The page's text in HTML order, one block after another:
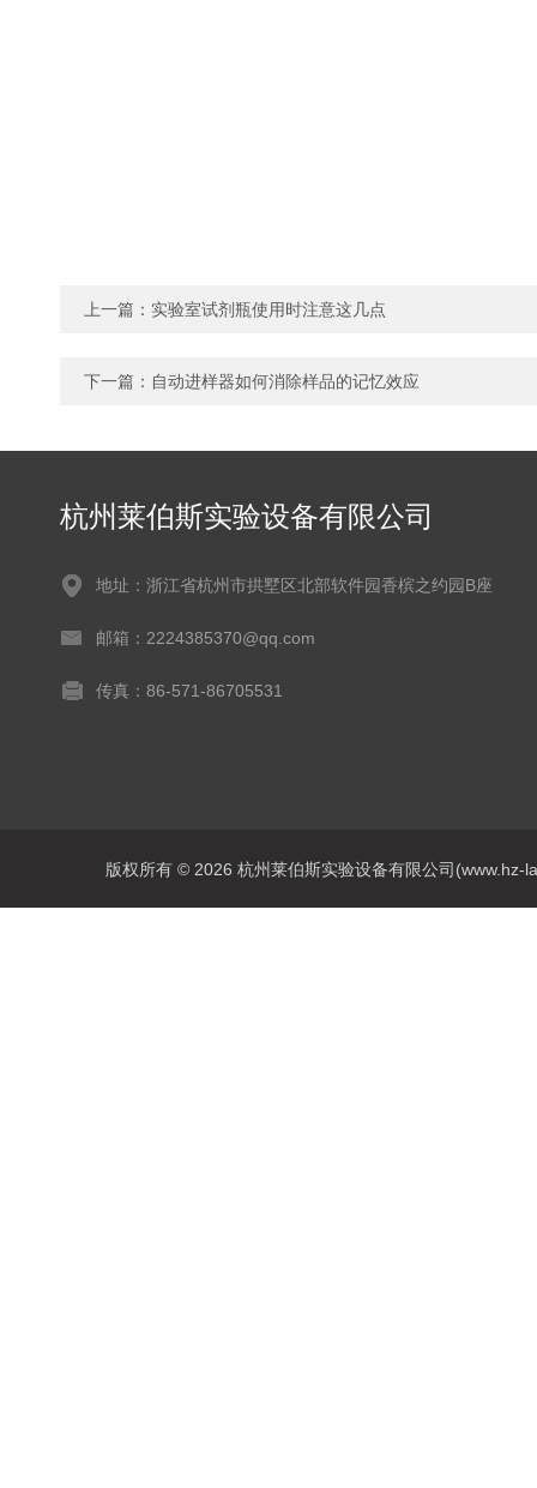
上一篇： 实验室试剂瓶使用时注意这几点
下一篇： 自动进样器如何消除样品的记忆效应
杭州莱伯斯实验设备有限公司
地址：浙江省杭州市拱墅区北部软件园香槟之约园B座
邮箱：2224385370@qq.com
传真：86-571-86705531
版权所有 © 2026 杭州莱伯斯实验设备有限公司